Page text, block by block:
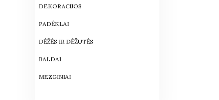
DEKORACIJOS
PADĖKLAI
DĖŽĖS IR DĖŽUTĖS
BALDAI
MEZGINIAI